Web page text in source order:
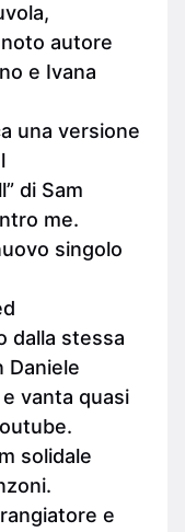
autore
e Ivana
una versione
di Sam
me.
singolo
dalla stessa
Daniele
vanta quasi
solidale
e